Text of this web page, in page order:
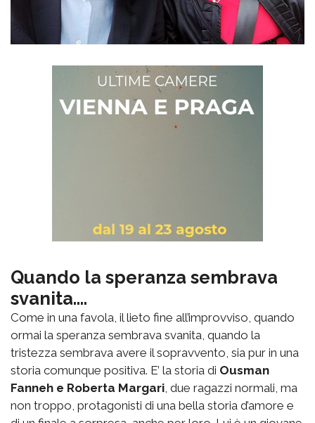
Quando la speranza sembrava
svanita....
Come in una favola, il lieto fine all’improvviso, quando
ormai la speranza sembrava svanita, quando la
tristezza sembrava avere il sopravvento, sia pur in una
storia comunque positiva. E’ la storia di Ousman
Fanneh e Roberta Margari , due ragazzi normali, ma
non troppo, protagonisti di una bella storia d’amore e